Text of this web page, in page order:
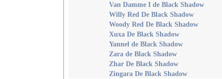
Van Damme I de Black Shadow
Willy Red De Black Shadow
Woody Red De Black Shadow
Xuxa De Black Shadow
Yannel de Black Shadow
Zara de Black Shadow
Zhar De Black Shadow
Zingara De Black Shadow